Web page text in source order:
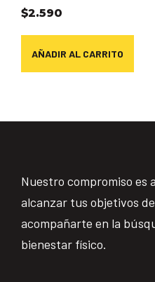
$2.590
AÑADIR AL CARRITO
Nuestro compromiso es
alcanzar tus objetivos
acompañarte en la
bienestar físico.